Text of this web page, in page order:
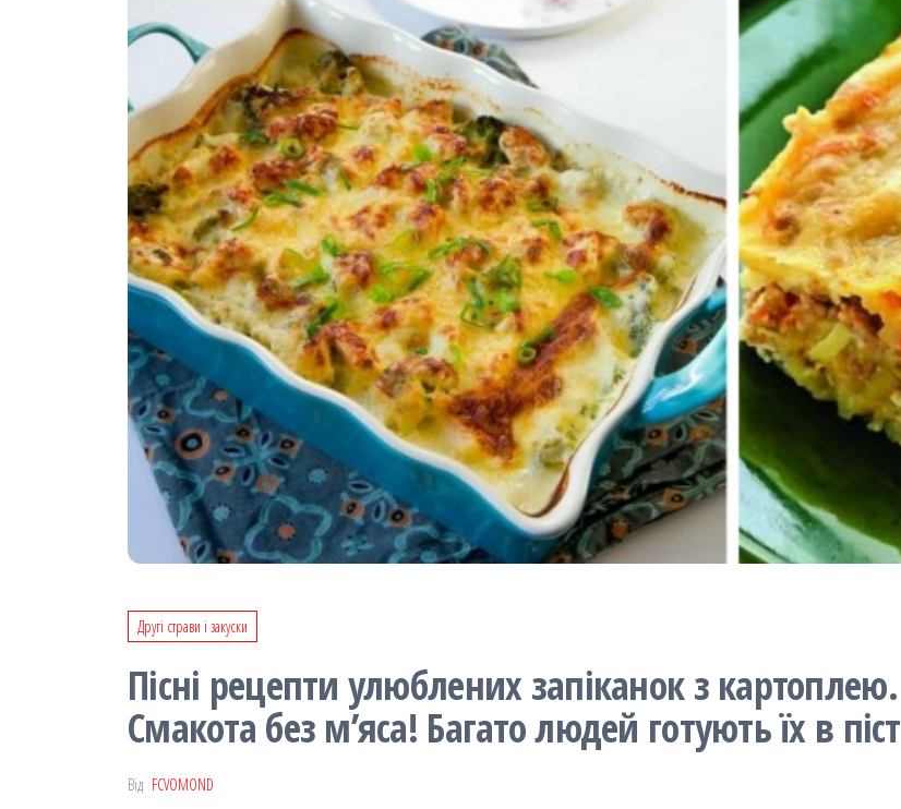
Другі страви і закуски
Пісні рецепти улюблених запіканок з картоплею.
Смакота без м’яса! Багато людей готують їх в піст
Від FCVOMOND